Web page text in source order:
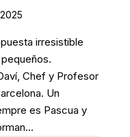
irresistible
Chef y Profesor
Un
es Pascua y